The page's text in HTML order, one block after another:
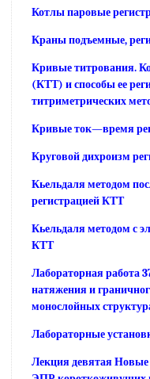
Котлы паровые
Краны подъемные,
Кривые титрования.
(КТТ) и способы ее
титриметрических
Кривые ток—время
Круговой дихроизм
Кьельдаля методом
регистрацией КТТ
Кьельдаля методом с
КТТ
Лабораторная работа
натяжения и
монослойных
Лабораторные
Лекция девятая Новые